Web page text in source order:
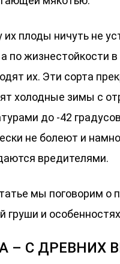
их плоды ничуть не
по жизнестойкости в
их. Эти сорта
холодные зимы с
до -42
не болеют и
вредителями.
мы поговорим о
груши и
– С ДРЕВНИХ